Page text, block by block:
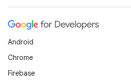
Android
Chrome
Firebase